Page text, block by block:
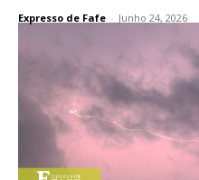
Expresso de Fafe - Junho 24, 2026